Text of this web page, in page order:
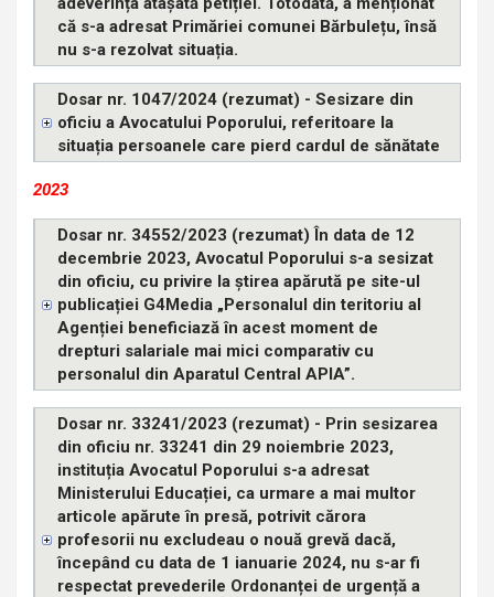
că s-a adresat Primăriei comunei Bărbulețu, însă
nu s-a rezolvat situația.
Dosar nr. 1047/2024 (rezumat) - Sesizare din
oficiu a Avocatului Poporului, referitoare la
situația persoanele care pierd cardul de sănătate
2023
Dosar nr. 34552/2023 (rezumat) În data de 12
decembrie 2023, Avocatul Poporului s-a sesizat
din oficiu, cu privire la știrea apărută pe site-ul
publicației G4Media „Personalul din teritoriu al
Agenției beneficiază în acest moment de
drepturi salariale mai mici comparativ cu
personalul din Aparatul Central APIA”.
Dosar nr. 33241/2023 (rezumat) - Prin sesizarea
din oficiu nr. 33241 din 29 noiembrie 2023,
instituția Avocatul Poporului s-a adresat
Ministerului Educației, ca urmare a mai multor
articole apărute în presă, potrivit cărora
profesorii nu excludeau o nouă grevă dacă,
începând cu data de 1 ianuarie 2024, nu s-ar fi
respectat prevederile Ordonanței de urgență a